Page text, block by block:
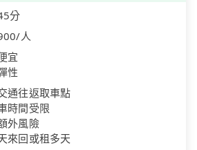
分
人
宜
性
通往返取車點
時間受限
外風險
來回或租多天